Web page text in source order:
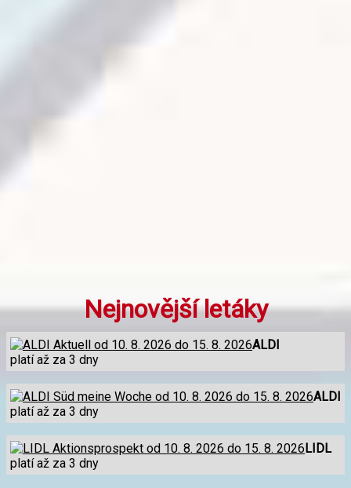
Nejnovější letáky
ALDI
platí až za 3 dny
ALDI
platí až za 3 dny
LIDL
platí až za 3 dny